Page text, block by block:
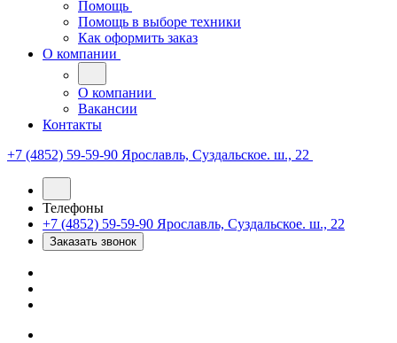
Помощь
Помощь в выборе техники
Как оформить заказ
О компании
О компании
Вакансии
Контакты
+7 (4852) 59-59-90 Ярославль, Суздальское. ш., 22
Телефоны
+7 (4852) 59-59-90 Ярославль, Суздальское. ш., 22
Заказать звонок